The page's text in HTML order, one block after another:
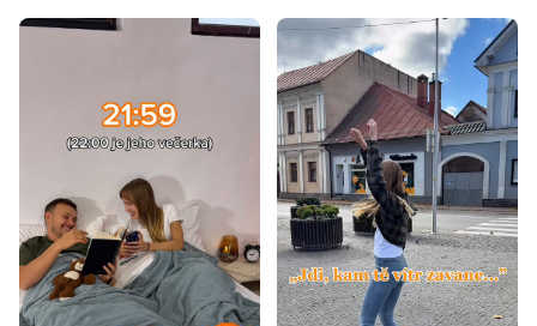
Matrace 100x190
Matrace 110x190
Matrace 110x200
Matrace 120x180
Matrace 120x190
Matrace 130x190
Matrace 130x200
Matrace 140x180
Matrace 140x190